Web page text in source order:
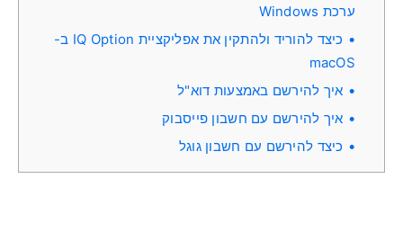
ערכת Windows
כיצד להוריד ולהתקין את אפליקציית IQ Option ב-
macOS
איך להירשם באמצעות דוא"ל
איך להירשם עם חשבון פייסבוק
כיצד להירשם עם חשבון גוגל